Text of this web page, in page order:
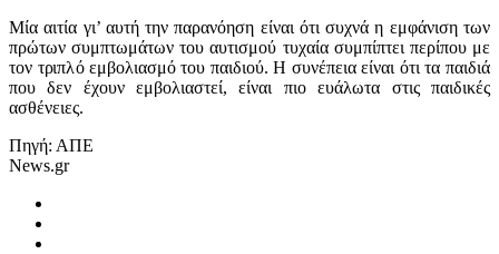
Μία αιτία γι’ αυτή την παρανόηση είναι ότι συχνά η εμφάνιση των
πρώτων συμπτωμάτων του αυτισμού τυχαία συμπίπτει περίπου με
τον τριπλό εμβολιασμό του παιδιού. Η συνέπεια είναι ότι τα παιδιά
που δεν έχουν εμβολιαστεί, είναι πιο ευάλωτα στις παιδικές
ασθένειες.
Πηγή: ΑΠΕ
News.gr